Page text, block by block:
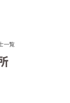
一覧